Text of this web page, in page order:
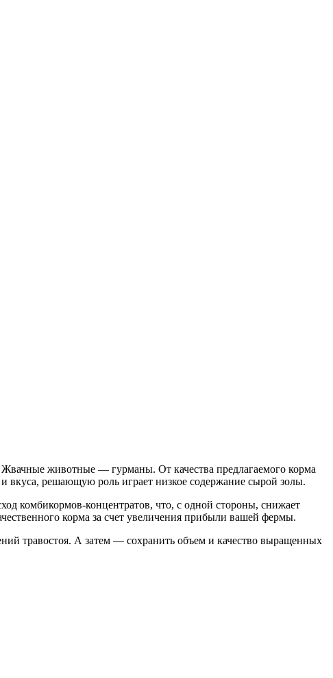
животные — гурманы. От качества предлагаемого корма
вкуса, решающую роль играет низкое содержание сырой золы.
комбикормов-концентратов, что, с одной стороны, снижает
корма за счет увеличения прибыли вашей фермы.
травостоя. А затем — сохранить объем и качество выращенных